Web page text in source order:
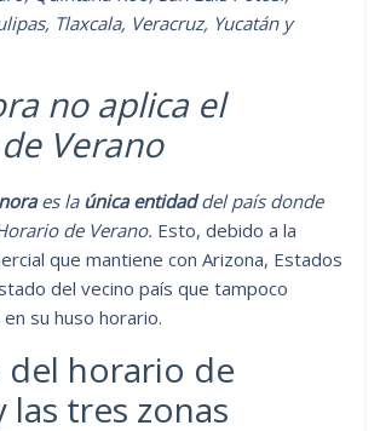
Tlaxcala, Veracruz, Yucatán y
no aplica el
Verano
es laúnica entidaddel país donde
de Verano. Esto, debido a la
que mantiene con Arizona, Estados
del vecino país que tampoco
su huso horario.
del horario de
las tres zonas